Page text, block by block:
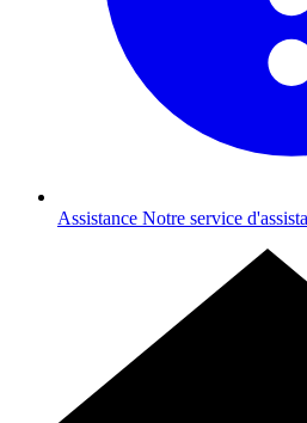
Assistance Notre service